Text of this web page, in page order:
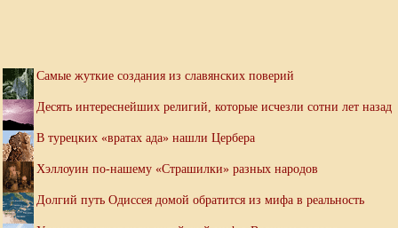
Самые жуткие создания из славянских поверий
Десять интереснейших религий, которые исчезли сотни лет назад
В турецких «вратах ада» нашли Цербера
Хэллоуин по-нашему «Страшилки» разных народов
Долгий путь Одиссея домой обратится из мифа в реальность